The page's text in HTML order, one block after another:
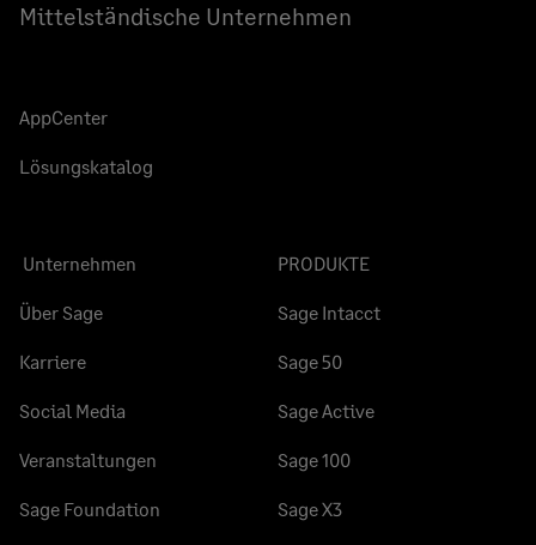
Mittelständische Unternehmen
AppCenter
Lösungskatalog
Unternehmen
Über Sage
Karriere
Social Media
Veranstaltungen
Sage Foundation
PRODUKTE
Sage Intacct
Sage 50
Sage Active
Sage 100
Sage X3